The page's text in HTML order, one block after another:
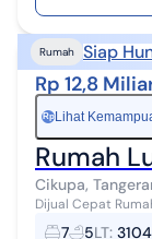
Rumah Siap
Rp 12,8
Rp Lihat
Rumah
Cikupa,
Dijual Cepat
tempat usaha di
7 5LT: